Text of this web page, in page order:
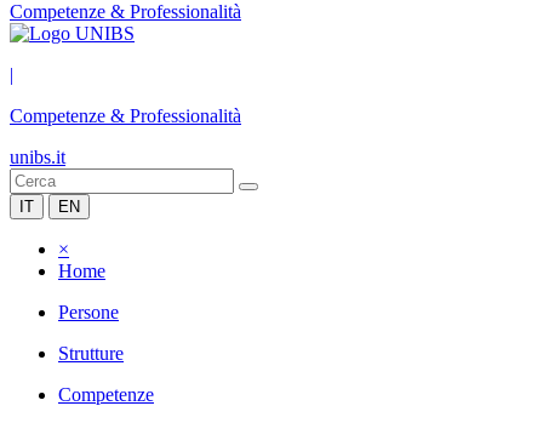
Competenze & Professionalità
|
Competenze & Professionalità
unibs.it
IT EN
×
Home
Persone
Strutture
Competenze